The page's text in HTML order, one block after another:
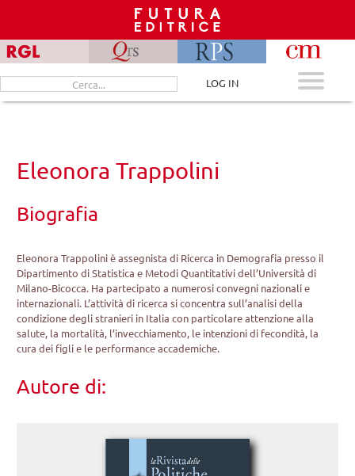
content
Cerca
per:
LOG IN
Eleonora Trappolini
Biografia
Eleonora Trappolini è assegnista di Ricerca in Demografia presso il
Dipartimento di Statistica e Metodi Quantitativi dell’Università di
Milano-Bicocca. Ha partecipato a numerosi convegni nazionali e
internazionali. L’attività di ricerca si concentra sull’analisi della
condizione degli stranieri in Italia con particolare attenzione alla
salute, la mortalità, l’invecchiamento, le intenzioni di fecondità, la
cura dei figli e le performance accademiche.
Autore di: